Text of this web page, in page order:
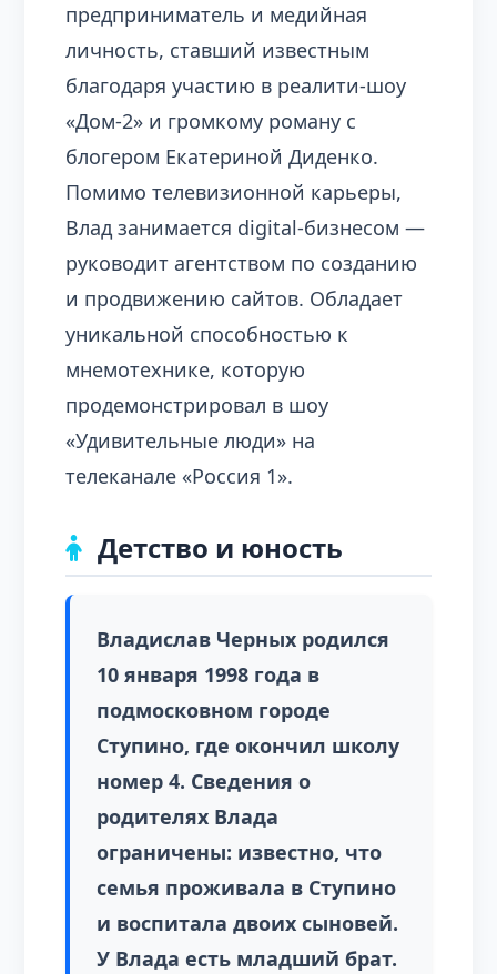
предприниматель и медийная
личность, ставший известным
благодаря участию в реалити-шоу
«Дом-2» и громкому роману с
блогером Екатериной Диденко.
Помимо телевизионной карьеры,
Влад занимается digital-бизнесом —
руководит агентством по созданию
и продвижению сайтов. Обладает
уникальной способностью к
мнемотехнике, которую
продемонстрировал в шоу
«Удивительные люди» на
телеканале «Россия 1».
Детство и юность
Владислав Черных родился
10 января 1998 года в
подмосковном городе
Ступино, где окончил школу
номер 4. Сведения о
родителях Влада
ограничены: известно, что
семья проживала в Ступино
и воспитала двоих сыновей.
У Влада есть младший брат.